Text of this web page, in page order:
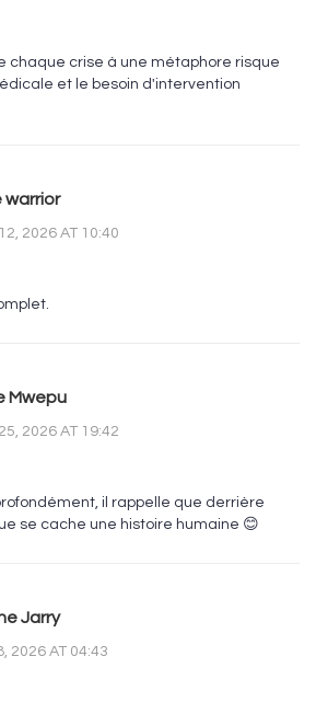
chaque crise à une métaphore risque
et le besoin d'intervention
warrior
2026 AT 10:40
Mwepu
2026 AT 19:42
il rappelle que derrière
se cache une histoire humaine 😊
Jarry
2026 AT 04:43